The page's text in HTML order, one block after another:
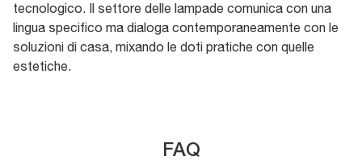
tecnologico. Il settore delle lampade comunica con una
lingua specifico ma dialoga contemporaneamente con le
soluzioni di casa, mixando le doti pratiche con quelle
estetiche.
FAQ